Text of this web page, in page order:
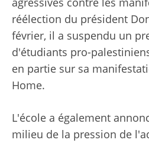
réélection du président
février, il a suspendu un
d'étudiants pro-
en partie sur sa
Home.
L'école a également
milieu de la pression de